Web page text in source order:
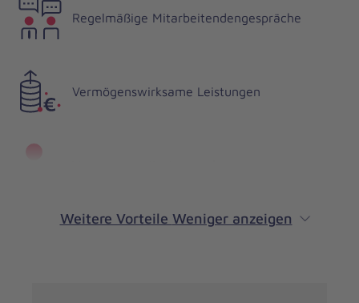
Regelmäßige Mitarbeitendengespräche
Vermögenswirksame Leistungen
Weitere Vorteile Weniger anzeigen